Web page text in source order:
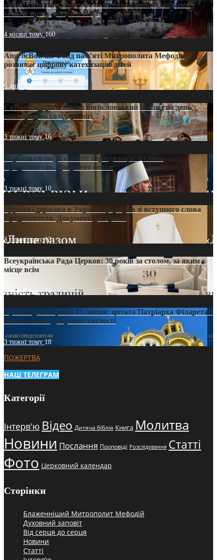
«Кейс Тихона» у Тернополі: як Молитовний сніданок
оголив кризу довіри в ПЦУ
4 місяці тому160
AngelicBot: як Фонд пам’яті Митрополита Мефодія
розвиває цифрову катехизацію дітей
6 днів тому9
Світові лідери в Києві: богословський погляд на день
міжнародної солідарності
3 тижні тому16
35 років свободи совісті: періодизація зі слова
Предстоятеля. Документ епохи
3 тижні тому 10
Церква і держава в Україні: формула зі вступного слова
Предстоятеля. Документ доктрини
3 тижні тому13
Всеукраїнська Рада Церков: 30 років за столом, за яким є
місце всім
3 тижні тому13
Проповідь Епіфанія 15 липня: цитата Патріарха Філарета з
його амвона. Документ тяглості
3 тижні тому18
ПОЖЕРТВА
НАШ ТЕЛЕГРАМ
Категорії
Інтерв'ю Відео Дитяча біблія Книга Молитва
Новини Послання Проповіді Розслідування Статті
Фото Церковний календар
Сторінки
Блаженніший Митрополит Мефодій
Духовний заповіт
Від серця до серця
Новини
Статті